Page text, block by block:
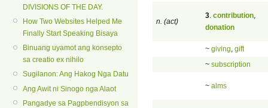
DIVISIONS OF THE DAY.
How Two Websites Helped Me
Finally Start Speaking Bisaya
Binuang uyamot ang konsepto
sa creatio ex nihilo
Sugilanon: Ang Hakog Nga Datu
Ang Awit ni Sinogo nga Alaot
Pangadye sa Pagpbendisyon sa
n. (act)
3 contribution
donation
~ giving gift
~ subscription
~ alms